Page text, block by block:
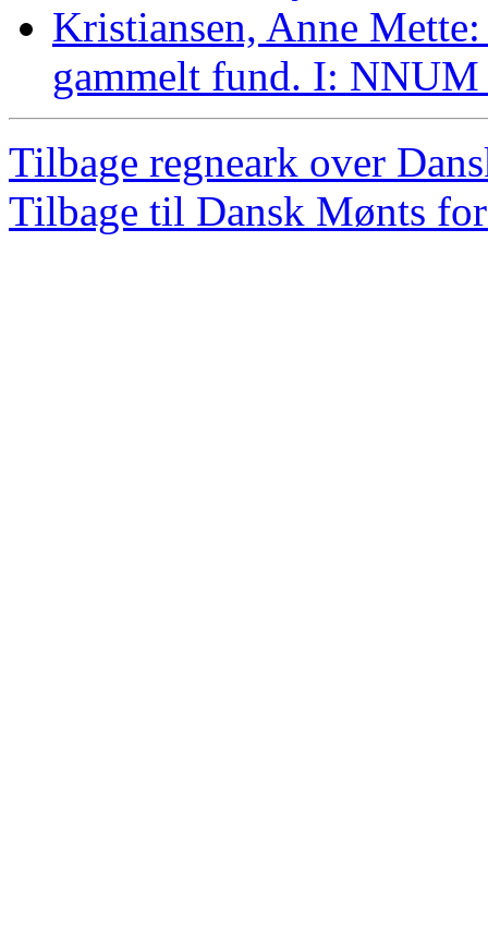
Kristiansen, Anne
gammelt fund. I:
Tilbage regneark over
Tilbage til Dansk Mønts